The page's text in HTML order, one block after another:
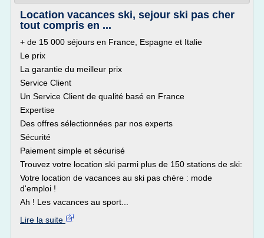
Location vacances ski, sejour ski pas cher
tout compris en ...
+ de 15 000 séjours en France, Espagne et Italie
Le prix
La garantie du meilleur prix
Service Client
Un Service Client de qualité basé en France
Expertise
Des offres sélectionnées par nos experts
Sécurité
Paiement simple et sécurisé
Trouvez votre location ski parmi plus de 150 stations de ski:
Votre location de vacances au ski pas chère : mode
d'emploi !
Ah ! Les vacances au sport...
Lire la suite